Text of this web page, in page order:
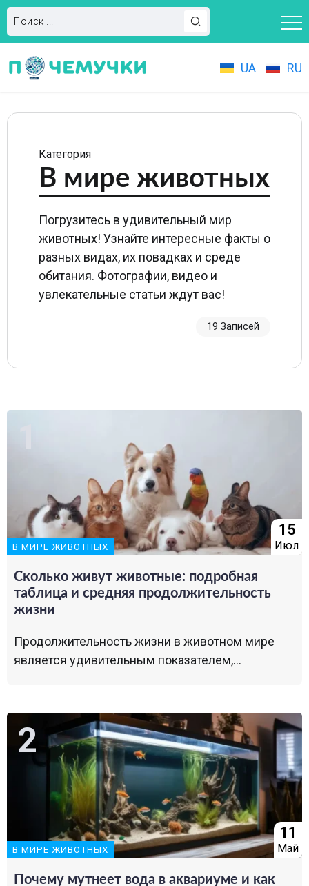
UA RU
Категория
В мире животных
Погрузитесь в удивительный мир
животных! Узнайте интересные факты о
разных видах, их повадках и среде
обитания. Фотографии, видео и
увлекательные статьи ждут вас!
19 Записей
В МИРЕ ЖИВОТНЫХ
15
Июл
Сколько живут животные: подробная
таблица и средняя продолжительность
жизни
Продолжительность жизни в животном мире
является удивительным показателем,...
В МИРЕ ЖИВОТНЫХ
11
Май
Почему мутнеет вода в аквариуме и как